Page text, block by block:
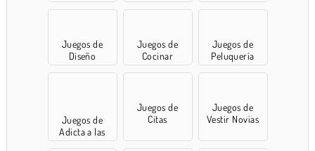
Juegos de
Diseño
Juegos de
Cocinar
Juegos de
Peluquería
Juegos de
Adicta a las
compras
Juegos de
Citas
Juegos de
Vestir Novias